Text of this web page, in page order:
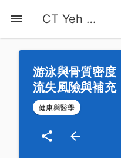
CT Yeh 公路車基地
首頁 運動知識
游泳與骨質密度
流失風險與補充
健康與醫學